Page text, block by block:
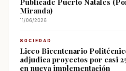
Miranda)
11/06/2026
SOCIEDAD
Liceo Bicentenario
adjudica proyectos por casi
en nueva implementación